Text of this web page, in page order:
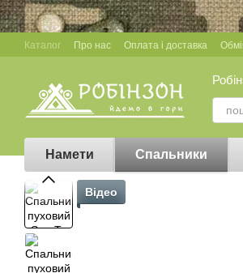
Перейти до основного контенту
Каталог Про нас Оплата і доставка
Намети Спальники
Відео